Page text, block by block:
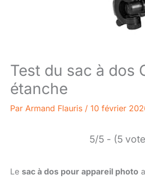
Test du sac à dos
étanche
Par Armand Flauris / 10 février
5/5 - (5
Le sac à dos pour appareil photo